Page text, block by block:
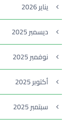
يناير 2026
ديسمبر 2025
نوفمبر 2025
أكتوبر 2025
سبتمبر 2025